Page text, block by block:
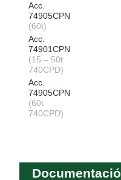
Acc.
74905CPN
(60t)
Acc.
74901CPN
(15 – 50t
740CPD)
Acc.
74905CPN
(60t
740CPD)